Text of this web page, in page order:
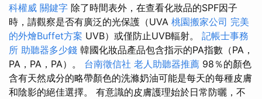
科權威 關鍵字 除了時間表外，在查看化妝品的SPF因子
時，請觀察是否有廣泛的光保護（UVA 桃園搬家公司 完美
的外燴Buffet方案 UVB）或僅防止UVB輻射。 記帳士事務
所 助聽器多少錢 韓國化妝品產品包含指示的PA指數（PA，
PA，PA，PA）。 台南徵信社 老人助聽器推薦 98％的顏色
含有天然成分的略帶顏色的洗滌奶油可能是每天的每種皮膚
和陰影的絕佳選擇。 有意識的皮膚護理始於日常防曬，不